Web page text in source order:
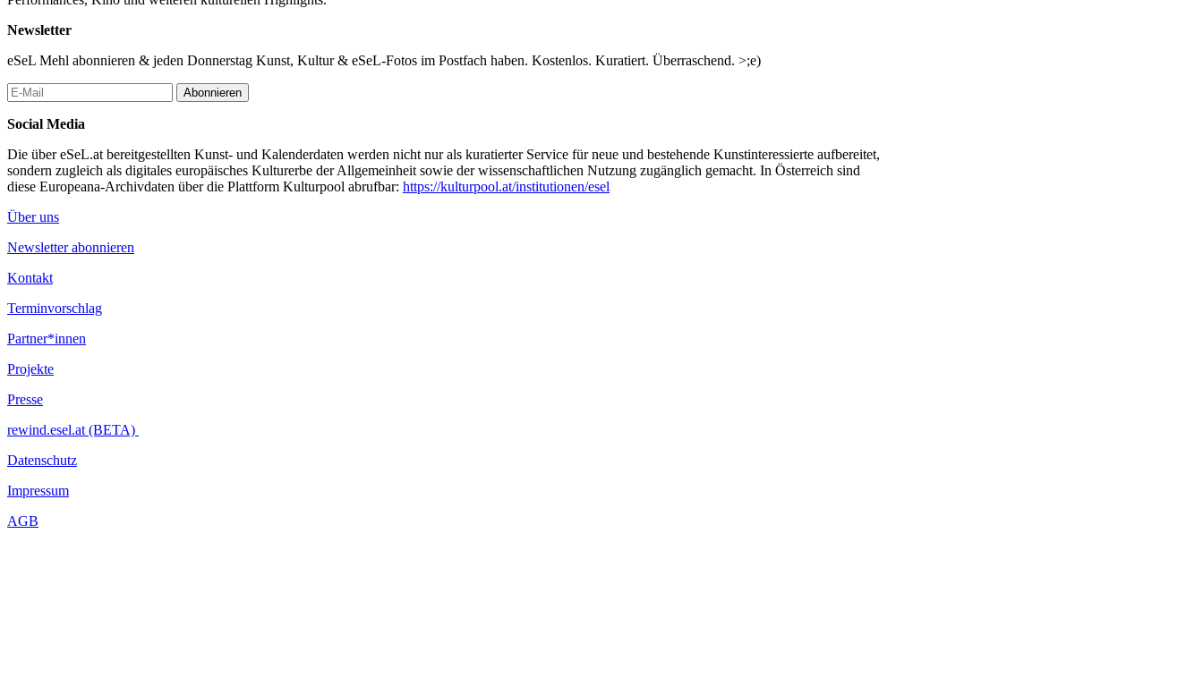
Newsletter
eSeL Mehl abonnieren & jeden Donnerstag Kunst, Kultur & eSeL-Fotos im Postfach haben. Kostenlos. Kuratiert. Überraschend. >;e)
Abonnieren
Social Media
Die über eSeL.at bereitgestellten Kunst- und Kalenderdaten werden nicht nur als kuratierter Service für neue und bestehende Kunstinteressierte aufbereitet,
sondern zugleich als digitales europäisches Kulturerbe der Allgemeinheit sowie der wissenschaftlichen Nutzung zugänglich gemacht. In Österreich sind
diese Europeana-Archivdaten über die Plattform Kulturpool abrufbar: https://kulturpool.at/institutionen/esel
Über uns
Newsletter abonnieren
Kontakt
Terminvorschlag
Partner*innen
Projekte
Presse
rewind.esel.at (BETA)
Datenschutz
Impressum
AGB